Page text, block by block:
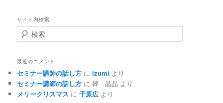
サイト内検索
検
索
最近のコメント
セミナー講師の話し方 にizumi より
セミナー講師の話し方 に韓 晶晶 より
メリークリスマス に千原広 より